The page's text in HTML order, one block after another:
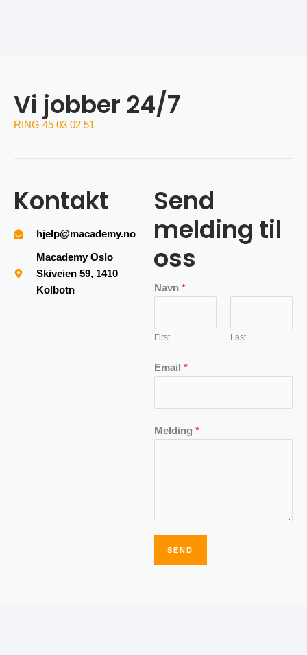
Vi jobber 24/7
RING 45 03 02 51
Kontakt
hjelp@macademy.no
Macademy Oslo
Skiveien 59, 1410
Kolbotn
Send
melding til
oss
Navn *
First Last
Email *
Melding *
SEND